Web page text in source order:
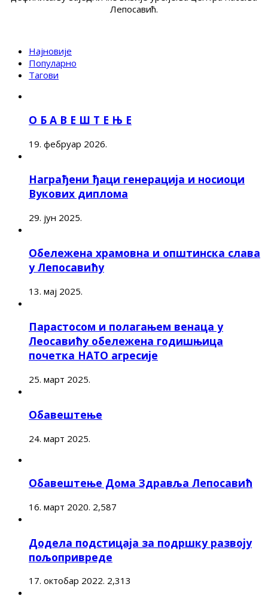
Лепосавић.
Најновије
Популарно
Тагови
О Б А В Е Ш Т Е Њ Е
19. фебруар 2026.
Награђени ђаци генерација и носиоци
Вукових диплома
29. јун 2025.
Обележена храмовна и општинска слава
у Лепосавићу
13. мај 2025.
Парастосом и полагањем венаца у
Леосавићу обележена годишњица
почетка НАТО агресије
25. март 2025.
Обавештење
24. март 2025.
Обавештење Дома Здравља Лепосавић
16. март 2020. 2,587
Додела подстицаја за подршку развоју
пољопривреде
17. октобар 2022. 2,313